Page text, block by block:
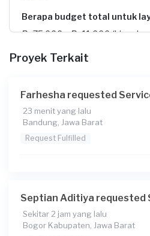
Berapa budget total untuk
Rp75.000 + Rp11.000 (biaya
Proyek Terkait
Farhesha requested
23 menit yang lalu
Bandung, Jawa Barat
Request Fulfilled
Septian Aditiya requested
Sekitar 2 jam yang lalu
Bogor Kabupaten, Jawa Barat